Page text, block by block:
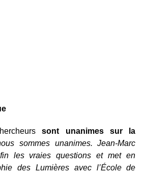
sont unanimes sur la
sommes unanimes. Jean-Marc
les vraies questions et met en
des Lumières avec l’École de